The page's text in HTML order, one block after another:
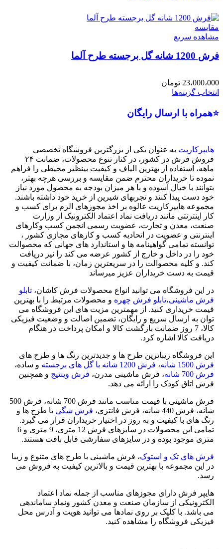
مقایسه
مشاهده سریع
فرش 1200 شانه گل برجسته طرح آلما
23،000،000 تومان
انتخاب گزینه‌ها
⭐همراه با ارسال رایگان
هایپرکارپتبه عنوان یکی از بزرگترین فروشگاه تخصصی
فروش فرش در کشور، در کنار تنوع محصولات، ضمانت ۲۴
ماهه، استفاده از بهترین الیاف و کیفیت بینظیر محیطی را فراهم
نموده تا خریداران محترم ضمن مقایسه و بررسی هرچه بهتر،
بتوانند با خیال آسوده و با هر میزان بودجه به محصول مورد نیاز
خود دست پیدا کنند و تجربهای شیرین از خرید خود داشته باشند.
مجموعه هایپرکارپت عالوه بر اخذ مجوزهای الزم برای کسب و
کار اینترنتی مانند دریافت نماد اعتماد الکترونیک از وزارت
صنعت، معدن و تجارت، عضویت رسمی انجمن کسب وکارهای
اینترنتی و عضویت در اتحادیه کسب و کارهای مجازی کشور ،
توانسته تمامی گواهینامه ها و استاندارد های جهانی که محصوالت
خود را در داخل و خارج از کشور عرضه می کند را نیز دریافت
کند. و کلیه محصوالت را در سریعترین زمان، با ضمانت کیفیت و
قیمت به دست خریداران عزیز میرساند
در این فروشگاه می توانید انواع محصولات فرش کاشان،تابلو
فرش ماشینی ،تابلو فرش چهرهو محصولات مرتبط را با بهترین
قیمت خریداری کنید. از مهمترین مزیت های این فروشگاه می
توان به ارسال سریع و رایگان، تضمین اصالت و وضعیت فیزیکی
کالا، 7 روز ضمانت بازگشت کالا و امکان پرداخت در هنگام
دریافت کالا اشاره کرد.
این فروشگاه زیباترین طرح ها و جدیدترین رنگ ها و طرح های
فرش 1500 شانه
،فرش 1200 شانه با گل های برجسته
و ساده،
فرش 700 شانه
، فرش ماشینی مدرن،فرش وینتیجو همچنین
فرش اتاق کودک را ارائه می دهد.
فرش ماشینی با قیمت مناسب مانند فرش 700 شانه، فرش 500
شانه، فرش 440 شانه، فرش فانتزی،
فرش شگی با طرح ها و
رنگ های با کیفیت و به روز در اختیار خریداران قرار می گیرد.
تمامی این محصولات در سایزهای فرش 12 متری، 9 متری و 6
متری موجود بوده و در سایزهای سفارشی قابل بافت هستند.
فرش های تک و استوک، فرش ماشینی با طرح های متنوع و زیبا
در این مجموعه با بهترین قیمت و بالاترین کیفیت به فروش می
رسد.
هایپر فرش دارای مجوزهای مناسب از جمله نماد اعتماد
الکترونیکی از سازمان صنعت و معدن کشور ونماد ساماندهی
می باشد. با کلیک بر روی نمادها می توانید هویت و آدرس محل
فیزیکی فروشگاه را مشاهده کنید.